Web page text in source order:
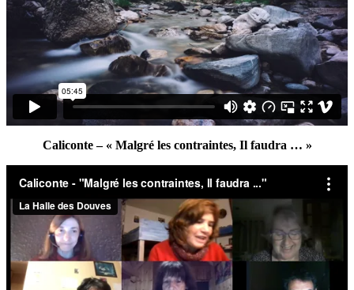
Caliconte – « Malgré les contraintes, Il faudra … »